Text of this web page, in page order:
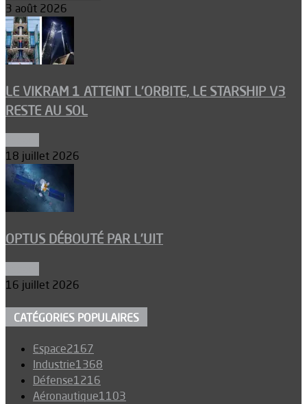
3 août 2026
LE VIKRAM 1 ATTEINT L’ORBITE, LE STARSHIP V3
RESTE AU SOL
18 juillet 2026
OPTUS DÉBOUTÉ PAR L’UIT
16 juillet 2026
CATÉGORIES POPULAIRES
Espace2167
Industrie1368
Défense1216
Aéronautique1103